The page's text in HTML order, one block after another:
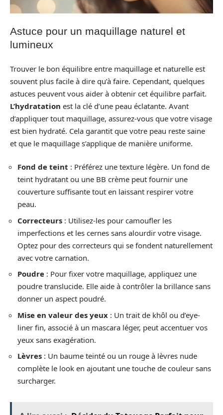
Astuce pour un maquillage naturel et
lumineux
Trouver le bon équilibre entre maquillage et naturelle est
souvent plus facile à dire qu’à faire. Cependant, quelques
astuces peuvent vous aider à obtenir cet équilibre parfait.
L’hydratation est la clé d’une peau éclatante. Avant
d’appliquer tout maquillage, assurez-vous que votre visage
est bien hydraté. Cela garantit que votre peau reste saine
et que le maquillage s’applique de manière uniforme.
Fond de teint : Préférez une texture légère. Un fond de
teint hydratant ou une BB crème peut fournir une
couverture suffisante tout en laissant respirer votre
peau.
Correcteurs : Utilisez-les pour camoufler les
imperfections et les cernes sans alourdir votre visage.
Optez pour des correcteurs qui se fondent naturellement
avec votre carnation.
Poudre : Pour fixer votre maquillage, appliquez une
poudre translucide. Elle aide à contrôler la brillance sans
donner un aspect poudré.
Mise en valeur des yeux : Un trait de khôl ou d’eye-
liner fin, associé à un mascara léger, peut accentuer vos
yeux sans exagération.
Lèvres : Un baume teinté ou un rouge à lèvres nude
complète le look en ajoutant une touche de couleur sans
surcharger.